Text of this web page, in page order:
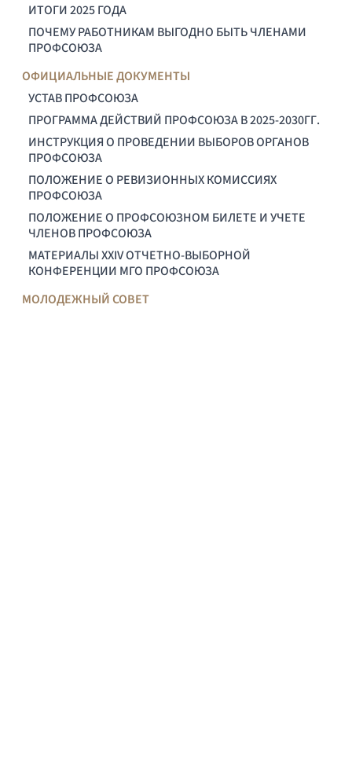
ИТОГИ 2025 ГОДА
ПОЧЕМУ РАБОТНИКАМ ВЫГОДНО БЫТЬ ЧЛЕНАМИ
ПРОФСОЮЗА
ОФИЦИАЛЬНЫЕ ДОКУМЕНТЫ
УСТАВ ПРОФСОЮЗА
ПРОГРАММА ДЕЙСТВИЙ ПРОФСОЮЗА В 2025-2030ГГ.
ИНСТРУКЦИЯ О ПРОВЕДЕНИИ ВЫБОРОВ ОРГАНОВ
ПРОФСОЮЗА
ПОЛОЖЕНИЕ О РЕВИЗИОННЫХ КОМИССИЯХ
ПРОФСОЮЗА
ПОЛОЖЕНИЕ О ПРОФСОЮЗНОМ БИЛЕТЕ И УЧЕТЕ
ЧЛЕНОВ ПРОФСОЮЗА
МАТЕРИАЛЫ XXIV ОТЧЕТНО-ВЫБОРНОЙ
КОНФЕРЕНЦИИ МГО ПРОФСОЮЗА
МОЛОДЕЖНЫЙ СОВЕТ